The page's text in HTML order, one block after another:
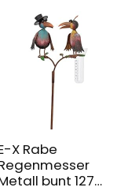
X Rabe
bunt 127